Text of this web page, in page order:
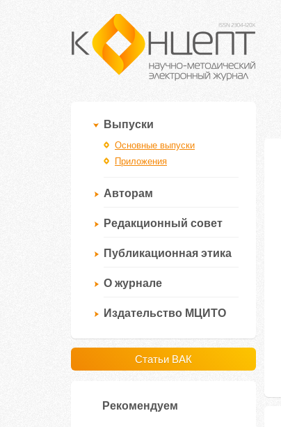
Выпуски
Основные выпуски
Приложения
Авторам
Редакционный совет
Публикационная этика
О журнале
Издательство МЦИТО
Статьи ВАК
Рекомендуем